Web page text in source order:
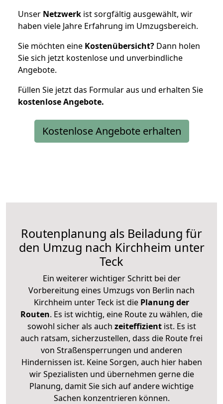
Unser Netzwerk ist sorgfältig ausgewählt, wir
haben viele Jahre Erfahrung im Umzugsbereich.
Sie möchten eine Kostenübersicht? Dann holen
Sie sich jetzt kostenlose und unverbindliche
Angebote.
Füllen Sie jetzt das Formular aus und erhalten Sie
kostenloseAngebote.
Kostenlose Angebote erhalten
Routenplanung als Beiladung für
den Umzug nach Kirchheim unter
Teck
Ein weiterer wichtiger Schritt bei der
Vorbereitung eines Umzugs von Berlin nach
Kirchheim unter Teck ist die Planung der
Routen. Es ist wichtig, eine Route zu wählen, die
sowohl sicher als auch zeiteffizientist. Es ist
auch ratsam, sicherzustellen, dass die Route frei
von Straßensperrungen und anderen
Hindernissen ist. Keine Sorgen, auch hier haben
wir Spezialisten und übernehmen gerne die
Planung, damit Sie sich auf andere wichtige
Sachen konzentrieren können.